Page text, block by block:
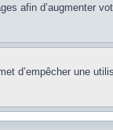
afin d’augmenter
d’empêcher une